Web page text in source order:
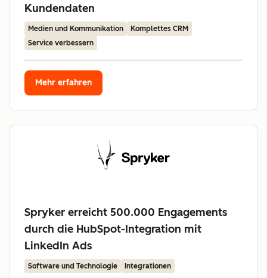
Kundendaten
Medien und Kommunikation
Komplettes CRM
Service verbessern
Mehr erfahren
Spryker erreicht 500.000 Engagements
durch die HubSpot-Integration mit
LinkedIn Ads
Software und Technologie Integrationen